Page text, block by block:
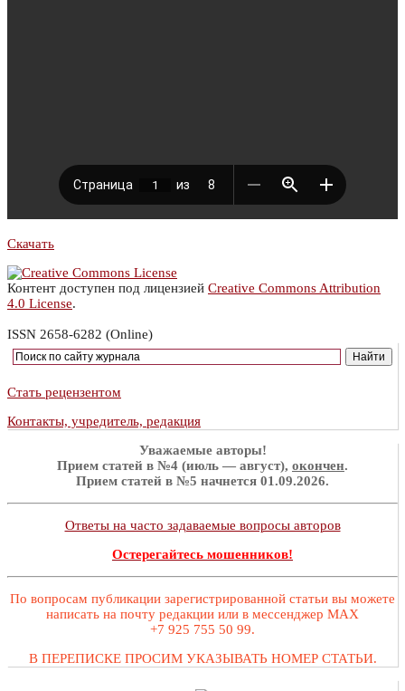
Скачать
Контент доступен под лицензией Creative Commons Attribution
4.0 License.
ISSN 2658-6282 (Online)
Стать рецензентом
Контакты, учредитель, редакция
Уважаемые авторы!
Прием статей в №4 (июль — август), окончен.
Прием статей в №5 начнется 01.09.2026.
Ответы на часто задаваемые вопросы авторов
Остерегайтесь мошенников!
По вопросам публикации зарегистрированной статьи вы можете
написать на почту редакции или в мессенджер MAX
+7 925 755 50 99.
В ПЕРЕПИСКЕ ПРОСИМ УКАЗЫВАТЬ НОМЕР СТАТЬИ.